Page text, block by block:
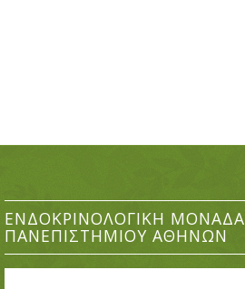
ΕΝΔΟΚΡΙΝΟΛΟΓΙΚΉ ΜΟΝΆΔΑ
ΠΑΝΕΠΙΣΤΗΜΊΟΥ ΑΘΗΝΏΝ